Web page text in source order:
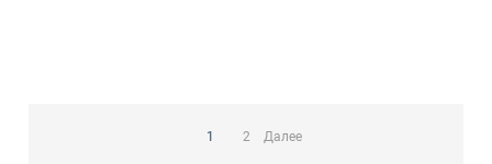
1 2 Далее